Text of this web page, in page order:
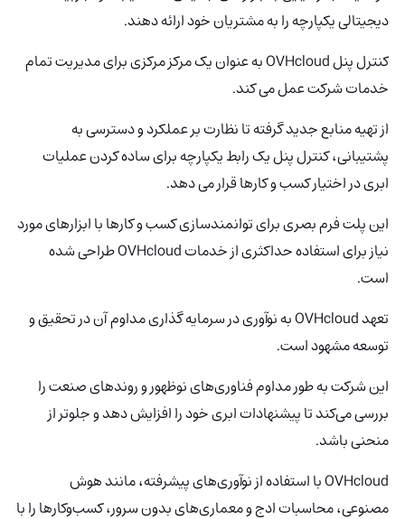
دیجیتالی یکپارچه را به مشتریان خود ارائه دهند.
کنترل پنل OVHcloud به عنوان یک مرکز مرکزی برای مدیریت تمام
خدمات شرکت عمل می کند.
از تهیه منابع جدید گرفته تا نظارت بر عملکرد و دسترسی به
پشتیبانی، کنترل پنل یک رابط یکپارچه برای ساده کردن عملیات
ابری در اختیار کسب و کارها قرار می دهد.
این پلت فرم بصری برای توانمندسازی کسب و کارها با ابزارهای مورد
نیاز برای استفاده حداکثری از خدمات OVHcloud طراحی شده
است.
تعهد OVHcloud به نوآوری در سرمایه گذاری مداوم آن در تحقیق و
توسعه مشهود است.
این شرکت به طور مداوم فناوری‌های نوظهور و روندهای صنعت را
بررسی می‌کند تا پیشنهادات ابری خود را افزایش دهد و جلوتر از
منحنی باشد.
OVHcloud با استفاده از نوآوری‌های پیشرفته، مانند هوش
مصنوعی، محاسبات ادج و معماری‌های بدون سرور، کسب‌وکارها را با